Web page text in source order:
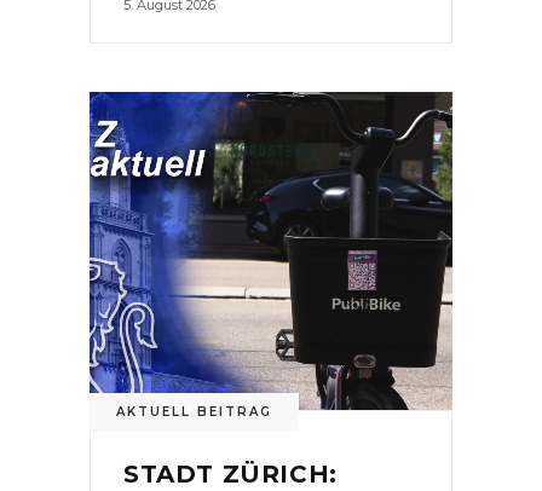
5. August 2026
AKTUELL BEITRAG
STADT ZÜRICH: